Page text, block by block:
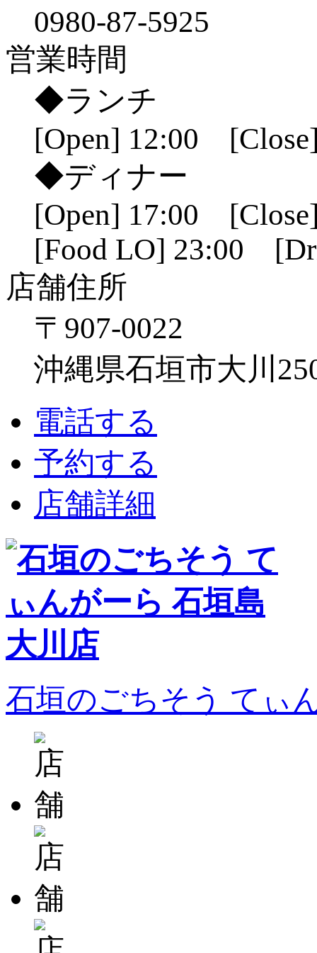
0980-87-5925
営業時間
◆ランチ
[Open] 12:00
◆ディナー
[Open] 17:00
[Food LO] 23:00
店舗住所
〒907-0022
沖縄県石垣市大川
電話する
予約する
店舗詳細
石垣のごちそう てぃ